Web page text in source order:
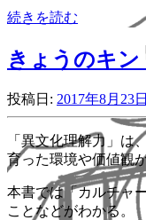
続きを読む
きょうのキ
投稿日: 2017年8月23日
「異文化理解力」は
育った環境や価値観
本書では「カルチャ
ことなどがわかる。